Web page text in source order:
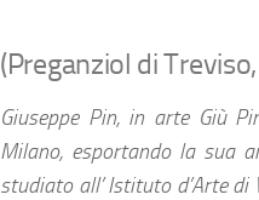
(Preganziol di
Giuseppe Pin, in arte Giù
Milano, esportando la sua
studiato all’ Istituto d’Arte di